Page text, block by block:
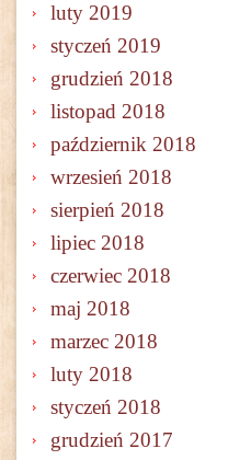
luty 2019
styczeń 2019
grudzień 2018
listopad 2018
październik 2018
wrzesień 2018
sierpień 2018
lipiec 2018
czerwiec 2018
maj 2018
marzec 2018
luty 2018
styczeń 2018
grudzień 2017